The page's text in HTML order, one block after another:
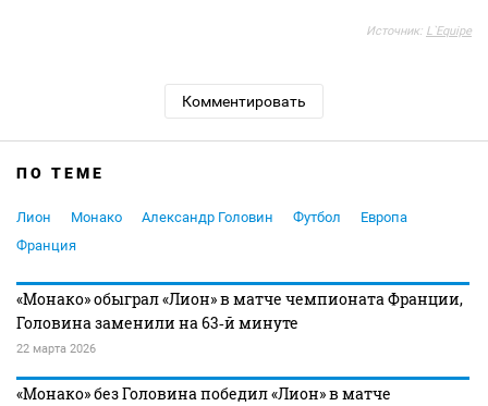
Источник: L`Equipe
Комментировать
ПО ТЕМЕ
Лион Монако Александр Головин Футбол
Европа
Франция
«Монако» обыграл «Лион» в матче чемпионата Франции,
Головина заменили на 63‑й минуте
22 марта 2026
«Монако» без Головина победил «Лион» в матче